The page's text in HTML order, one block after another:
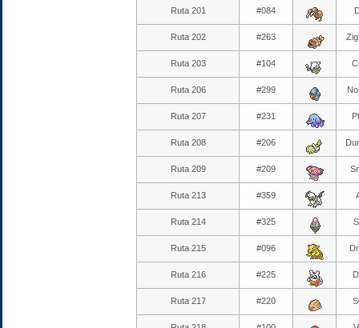
Ruta 201
#084
Ruta 202 #263
Ruta 203 #104
Ruta 206 #299
Ruta 207 #231
Ruta 208 #206
Ruta 209 #209
Ruta 213 #359
Ruta 214 #325
Ruta 215 #096
Ruta 216 #225
Ruta 217 #220